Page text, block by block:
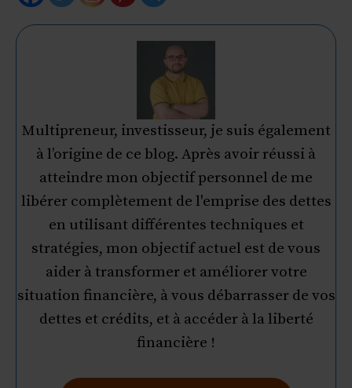
Multipreneur, investisseur, je suis également
à l’origine de ce blog. Après avoir réussi à
atteindre mon objectif personnel de me
libérer complètement de l'emprise des dettes
en utilisant différentes techniques et
stratégies, mon objectif actuel est de vous
aider à transformer et améliorer votre
situation financière, à vous débarrasser de vos
dettes et crédits, et à accéder à la liberté
financière !